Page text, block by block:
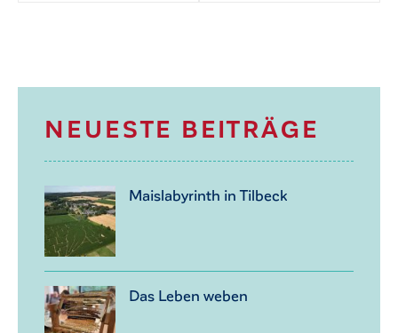
NEUESTE BEITRÄGE
Maislabyrinth in Tilbeck
Das Leben weben